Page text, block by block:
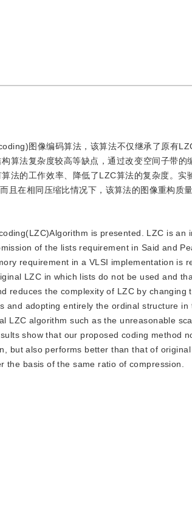
图像编码算法，该算法不仅继承了原有
算法复杂度较高等缺点，通过改变空间子带
法的工作效率、降低了LZC算法的复杂度。
且在相同压缩比情况下，该算法的图像重构质
is presented. LZC is an
of the lists requirement in Said and
requirement in a VLSI implementation is
LZC in which lists do not be used and
reduces the complexity of LZC by changing
and adopting entirely the ordinal structure
LZC algorithm such as the unreasonable
show that our proposed coding method
but also performs better than that of
the basis of the same ratio of compression.